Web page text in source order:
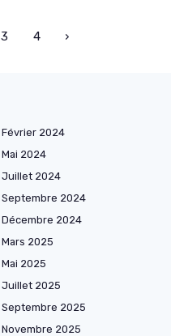
3 4 ›
Février 2024
Mai 2024
Juillet 2024
Septembre 2024
Décembre 2024
Mars 2025
Mai 2025
Juillet 2025
Septembre 2025
Novembre 2025